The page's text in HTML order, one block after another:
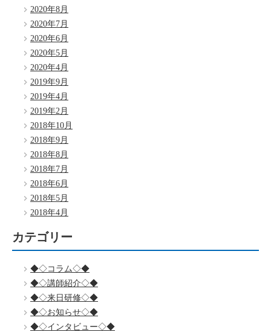
2020年8月
2020年7月
2020年6月
2020年5月
2020年4月
2019年9月
2019年4月
2019年2月
2018年10月
2018年9月
2018年8月
2018年7月
2018年6月
2018年5月
2018年4月
カテゴリー
◆◇コラム◇◆
◆◇講師紹介◇◆
◆◇来日研修◇◆
◆◇お知らせ◇◆
◆◇インタビュー◇◆